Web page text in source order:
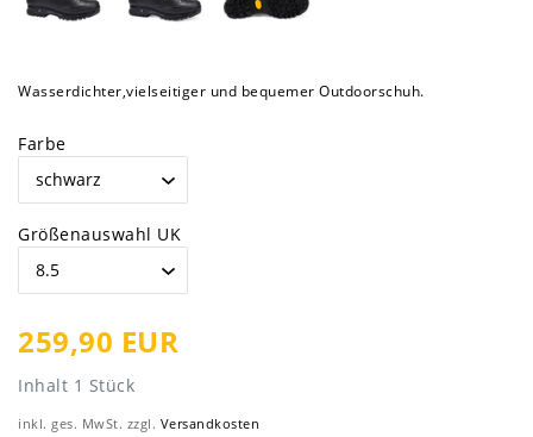
Wasserdichter,vielseitiger und bequemer Outdoorschuh.
Farbe
Größenauswahl UK
259,90 EUR
Inhalt 1 Stück
inkl. ges. MwSt. zzgl. Versandkosten